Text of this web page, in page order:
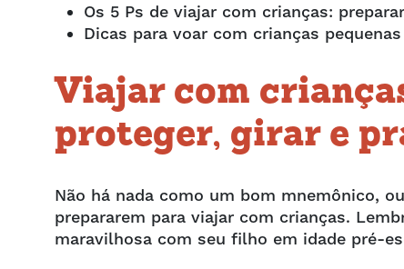
Os 5 Ps de viajar com crianças:
Dicas para voar com crianças
Viajar com
proteger, girar e
Não há nada como um bom mnemônico,
prepararem para viajar com crianças.
maravilhosa com seu filho em idade pré-